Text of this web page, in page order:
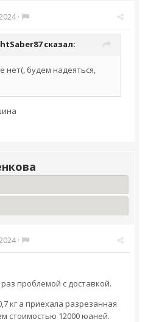
·
сказал:
нет(, будем надеяться,
·
проблемой с доставкой.
кг а приехала разрезанная
стоимостью 12000 юаней.